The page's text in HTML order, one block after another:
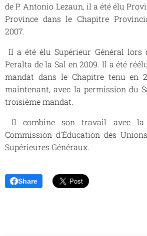
de P. Antonio Lezaun, il a été élu
Province dans le Chapitre
2007.
Il a été élu Supérieur Général lors
Peralta de la Sal en 2009. Il a été
mandat dans le Chapitre tenu en
maintenant, avec la permission du
troisième mandat.
Il combine son travail avec la
Commission d'Éducation des
Supérieures Généraux.
Share